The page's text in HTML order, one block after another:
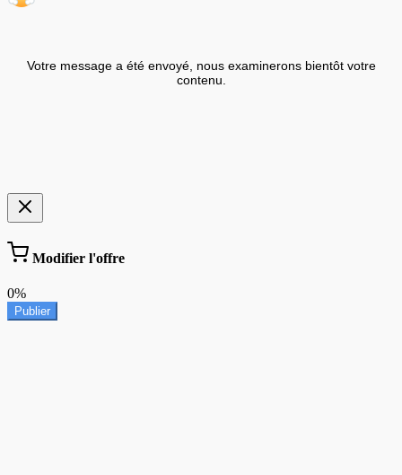
Votre message a été envoyé, nous examinerons bientôt votre
contenu.
Modifier l'offre
0%
Publier